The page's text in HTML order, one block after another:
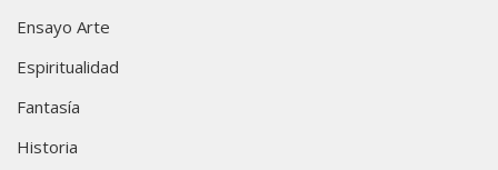
Ensayo Arte
Espiritualidad
Fantasía
Historia